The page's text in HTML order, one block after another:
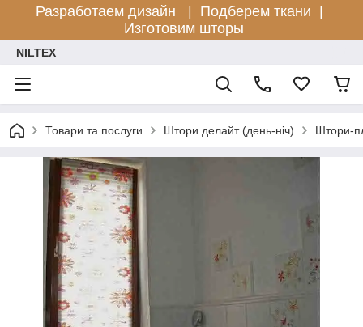
Разработаем дизайн |
Подберем ткани |
Изготовим шторы
NILTEX
Товари та послуги Штори делайт (день-ніч) Штори-